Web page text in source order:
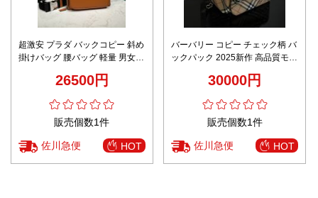
超激安 プラダ バックコピー 斜め
掛けバッグ 腰バッグ 軽量 男女兼
26500円
販売個数1件
佐川急便 HOT
バーバリー コピー チェック柄 バ
ックパック 2025新作 高品質モデ
30000円
販売個数1件
佐川急便 HOT